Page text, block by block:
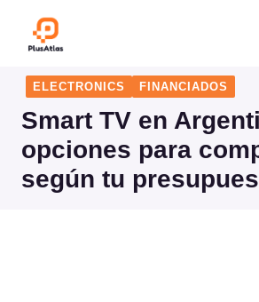
ELECTRONICS FINANCIADOS
Smart TV en
opciones para
según tu